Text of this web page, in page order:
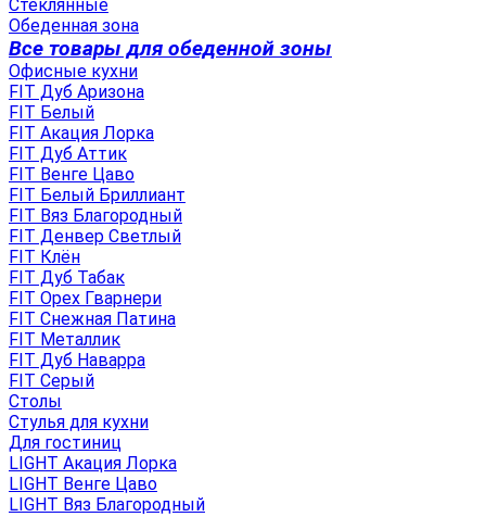
Стеклянные
Обеденная зона
Все товары для обеденной зоны
Офисные кухни
FIT Дуб Аризона
FIT Белый
FIT Акация Лорка
FIT Дуб Аттик
FIT Венге Цаво
FIT Белый Бриллиант
FIT Вяз Благородный
FIT Денвер Светлый
FIT Клён
FIT Дуб Табак
FIT Орех Гварнери
FIT Снежная Патина
FIT Металлик
FIT Дуб Наварра
FIT Серый
Столы
Стулья для кухни
Для гостиниц
LIGHT Акация Лорка
LIGHT Венге Цаво
LIGHT Вяз Благородный